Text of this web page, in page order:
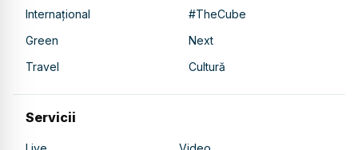
Internațional
#TheCube
Green
Next
Travel
Cultură
Servicii